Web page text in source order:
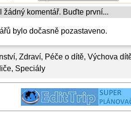
, Zdraví, Péče o dítě, Výchova
, Speciály
komentář. Buďte první...
bylo dočasně pozastaveno.